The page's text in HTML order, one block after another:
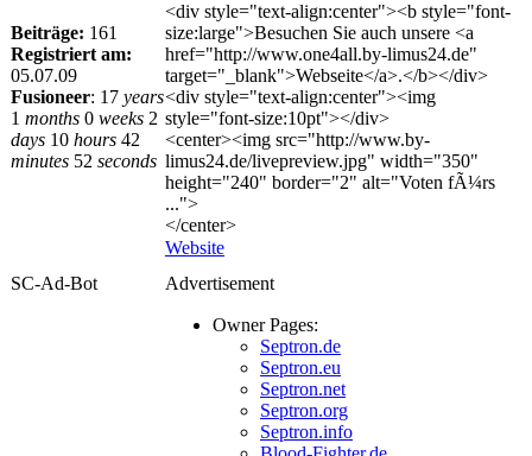
Beiträge: 161
Registriert am:
05.07.09
Fusioneer: 17 years
1 months 0 weeks 2
days 10 hours 42
minutes 52 seconds
<div style="text-align:center"><b style="font-
size:large">Besuchen Sie auch unsere <a
href="http://www.one4all.by-limus24.de"
target="_blank">Webseite</a>.</b></div>
<div style="text-align:center"><img
style="font-size:10pt"></div>
<center><img src="http://www.by-
limus24.de/livepreview.jpg" width="350"
height="240" border="2" alt="Voten fÃ¼rs
...">
</center>
Website
SC-Ad-Bot
Advertisement
Owner Pages:
Septron.de
Septron.eu
Septron.net
Septron.org
Septron.info